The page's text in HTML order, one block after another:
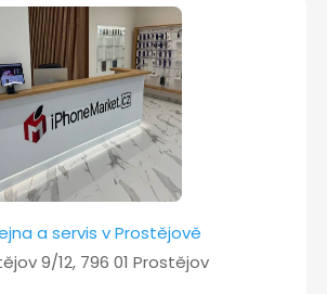
a servis v Prostějově
9/12, 796 01 Prostějov